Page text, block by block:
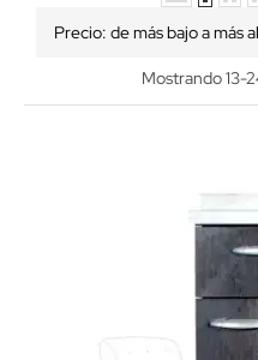
Precio: de más bajo a más
Mostrando 13-